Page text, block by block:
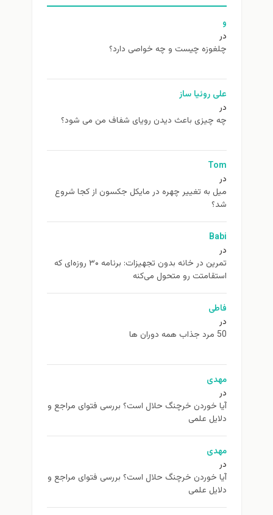
و
در
چلغوزه چیست و چه خواصی دارد؟
علی روئیا ساز
در
چه چیزی باعث دیدن رویای شفاف من می شود؟
Tom
در
ميل به تغيير چهره در مایکل جکسون از كجا شروع
شد؟
Babi
در
تمرین در خانه بدون تجهیزات: برنامه ۳۰ روزه‌ای که
استقامتت رو متحول می‌کنه
فاطی
در
50 مرد جذاب همه دوران ها
مهدی
در
آیا خوردن خرچنگ حلال است؟ بررسی فتوای مراجع و
دلایل علمی
مهدی
در
آیا خوردن خرچنگ حلال است؟ بررسی فتوای مراجع و
دلایل علمی